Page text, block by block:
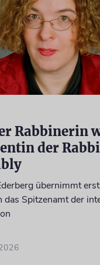
Rabbinerin
der
übernimmt
das Spitzenamt der